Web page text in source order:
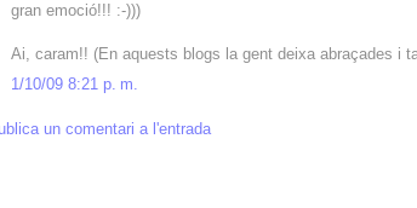
gran emoció!!! :-)))
Ai, caram!! (En aquests blogs la gent deixa abraçades i
1/10/09 8:21 p. m.
un comentari a l'entrada